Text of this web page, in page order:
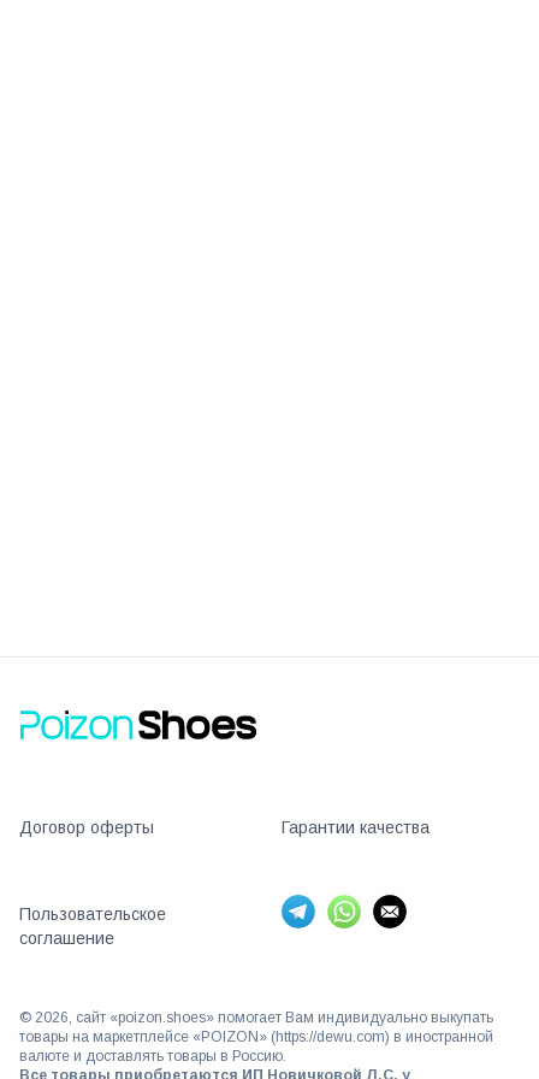
Договор оферты Гарантии качества
Пользовательское
соглашение
© 2026, сайт «poizon.shoes» помогает Вам индивидуально выкупать
товары на маркетплейсе «POIZON» (https://dewu.com) в иностранной
валюте и доставлять товары в Россию.